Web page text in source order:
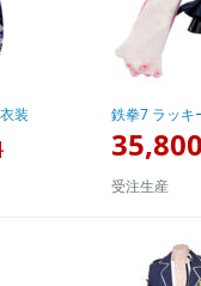
装 鉄拳7 ラッキ
受注生産